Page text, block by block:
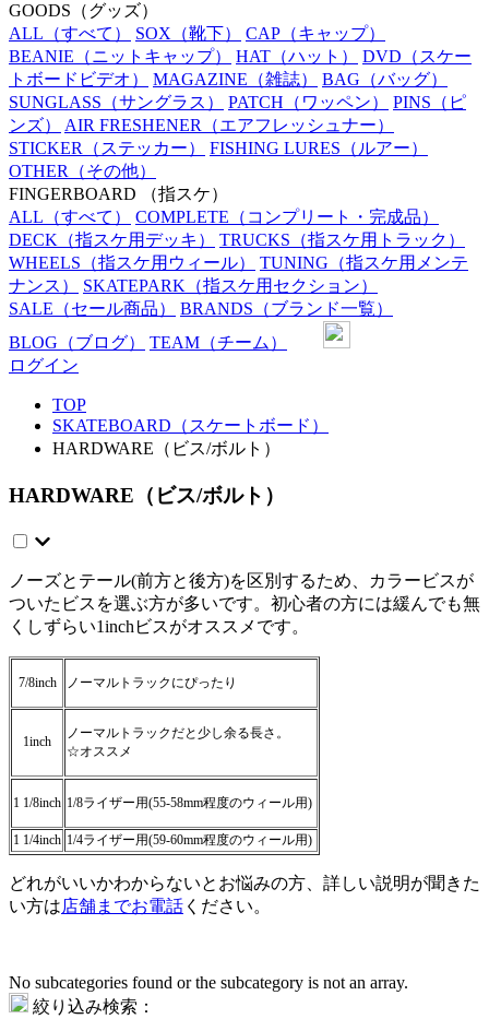
GOODS （グッズ）
ALL （すべて） SOX （靴下） CAP （キャップ）
BEANIE （ニットキャップ） HAT （ハット） DVD （スケー
トボードビデオ）
MAGAZINE （雑誌） BAG （バッグ）
SUNGLASS （サングラス） PATCH （ワッペン） PINS （ピ
ンズ）
AIR FRESHENER （エアフレッシュナー）
STICKER （ステッカー） FISHING LURES （ルアー）
OTHER （その他）
FINGERBOARD
（指スケ）
ALL （すべて） COMPLETE （コンプリート・完成品）
DECK （指スケ用デッキ） TRUCKS （指スケ用トラック）
WHEELS （指スケ用ウィール） TUNING （指スケ用メンテ
ナンス）
SKATEPARK （指スケ用セクション）
SALE （セール商品） BRANDS （ブランド一覧）
BLOG （ブログ） TEAM （チーム）
ログイン
TOP
SKATEBOARD（スケートボード）
HARDWARE（ビス/ボルト）
HARDWARE（ビス/ボルト）
ノーズとテール(前方と後方)を区別するため、カラービスが
ついたビスを選ぶ方が多いです。初心者の方には緩んでも無
くしずらい1inchビスがオススメです。
7/8inch ノーマルトラックにぴったり
1inch
ノーマルトラックだと少し余る長さ。
☆オススメ
1 1/8inch 1/8ライザー用(55-58mm程度のウィール用)
1 1/4inch 1/4ライザー用(59-60mm程度のウィール用)
どれがいいかわからないとお悩みの方、詳しい説明が聞きた
い方は店舗までお電話 ください。
No subcategories found or the subcategory is not an array.
絞り込み検索：